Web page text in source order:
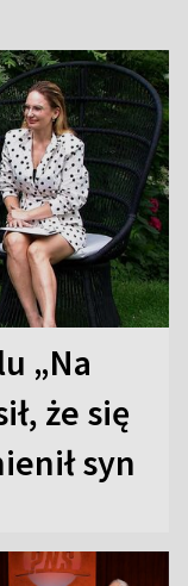
„Na
że się
syn